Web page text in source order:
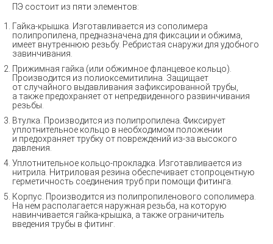
ПЭ состоит из пяти элементов:
Гайка-крышка. Изготавливается из сополимера
полипропилена, предназначена для фиксации и обжима,
имеет внутреннюю резьбу. Ребристая снаружи для удобного
завинчивания.
Прижимная гайка (или обжимное фланцевое кольцо).
Производится из полиоксемитилина. Защищает
от случайного выдавливания зафиксированной трубы,
а также предохраняет от непредвиденного развинчивания
резьбы.
Втулка. Производится из полипропилена. Фиксирует
уплотнительное кольцо в необходимом положении
и предохраняет трубку от повреждений из-за высокого
давления.
Уплотнительное кольцо-прокладка. Изготавливается из
нитрила. Нитриловая резина обеспечивает стопроцентную
герметичность соединения труб при помощи фитинга.
Корпус. Производится из полипропиленового сополимера.
На нем располагается наружная резьба, на которую
навинчивается гайка-крышка, а также ограничитель
введения трубы в фитинг.